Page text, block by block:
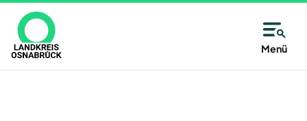
zum
Inhalt
Menü
UnsereImmer
Allgemeine
Kontaktinformationen
Kreisangehörige
Kommunen